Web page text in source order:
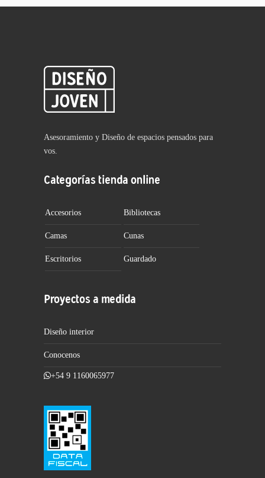
Asesoramiento y Diseño de espacios pensados para
vos.
Categorías tienda online
Accesorios Bibliotecas
Camas Cunas
Escritorios Guardado
Proyectos a medida
Diseño interior
Conocenos
+54 9 1160065977